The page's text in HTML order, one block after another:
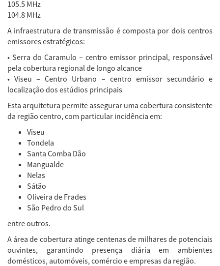
105.5 MHz
104.8 MHz
A infraestrutura de transmissão é composta por dois centros
emissores estratégicos:
• Serra do Caramulo – centro emissor principal, responsável
pela cobertura regional de longo alcance
• Viseu – Centro Urbano – centro emissor secundário e
localização dos estúdios principais
Esta arquitetura permite assegurar uma cobertura consistente
da região centro, com particular incidência em:
Viseu
Tondela
Santa Comba Dão
Mangualde
Nelas
Sátão
Oliveira de Frades
São Pedro do Sul
entre outros.
A área de cobertura atinge centenas de milhares de potenciais
ouvintes, garantindo presença diária em ambientes
domésticos, automóveis, comércio e empresas da região.